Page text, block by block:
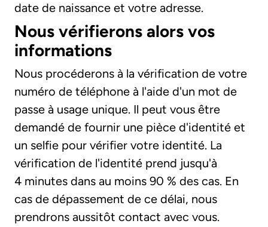
date de naissance et votre adresse.
Nous vérifierons alors vos
informations
Nous procéderons à la vérification de votre
numéro de téléphone à l'aide d'un mot de
passe à usage unique. Il peut vous être
demandé de fournir une pièce d'identité et
un selfie pour vérifier votre identité. La
vérification de l'identité prend jusqu'à
4 minutes dans au moins 90 % des cas. En
cas de dépassement de ce délai, nous
prendrons aussitôt contact avec vous.